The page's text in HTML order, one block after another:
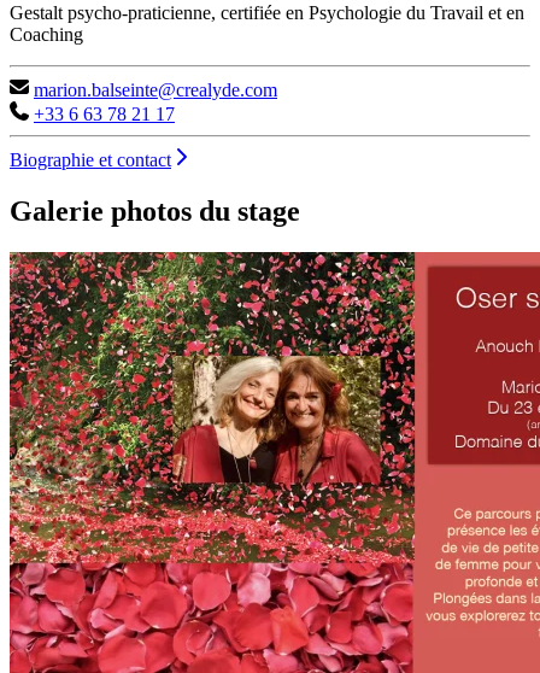
Gestalt psycho-praticienne, certifiée en Psychologie du Travail et en
Coaching
marion.balseinte@crealyde.com
+33 6 63 78 21 17
Biographie et contact
Galerie photos du stage